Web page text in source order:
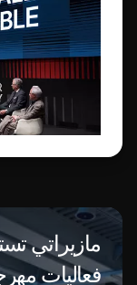
مودينا العسكرية
في المصنع
المئوية لشعار
مازيراتي
فعاليات